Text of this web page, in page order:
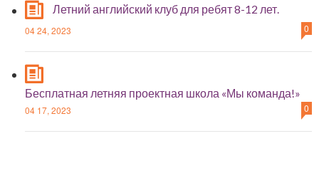
Летний английский клуб для ребят 8-12 лет.
04 24, 2023 0
Бесплатная летняя проектная школа «Мы команда!»
04 17, 2023 0